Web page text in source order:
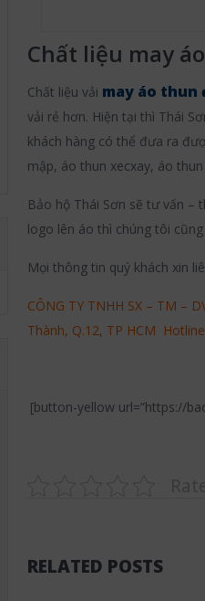
Chất liệu may
Chất liệu vải may áo thun
vải rẻ hơn. Hiện tại thì Thái
khách hàng có thể đưa ra
mập, áo thun xecxay, áo
Bảo hộ Thái Sơn sẽ tư vấn –
logo lên áo thì chúng tôi
Mọi thông tin quý khách xin
CÔNG TY TNHH SX – TM –
Thành, Q.12, TP HCM
[button-yellow url=”https://
RELATED POSTS